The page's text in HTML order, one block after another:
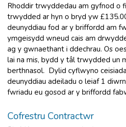
Rhoddir trwyddedau am gyfnod o
trwydded ar hyn o bryd yw
deunyddiau fod ar y briffordd am
ymgeisydd wneud cais am
ag y gwnaethant i ddechrau. Os
lai na mis, bydd y tâl trwydded un
berthnasol. Dylid cyflwyno
deunyddiau adeiladu o leiaf 1
fwriadu eu gosod ar y briffordd
Cofrestru Contractwr